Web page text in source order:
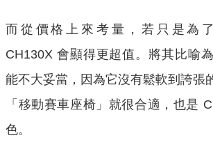
而從價格上來考量，若只是為
CH130X 會顯得更超值。將其比喻
能不大妥當，因為它沒有鬆軟到誇張
「移動賽車座椅」就很合適，也是
色。